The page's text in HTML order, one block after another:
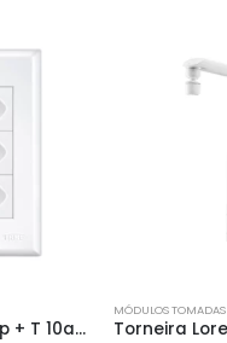
Tomada Fame 2p + T 10a Tripla – 3267 Evidence
MÓDULOS TOMADAS